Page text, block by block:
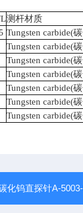
测杆材质
Tungsten carbide(
Tungsten carbide(
Tungsten carbide(
Tungsten carbide(
Tungsten carbide(
Tungsten carbide(
Tungsten carbide(
钨直探针A-5003-